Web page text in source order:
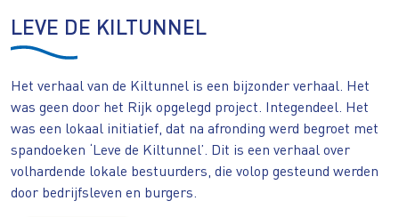
LEVE DE KILTUNNEL
Het verhaal van de Kiltunnel is een bijzonder verhaal. Het
was geen door het Rijk opgelegd project. Integendeel. Het
was een lokaal initiatief, dat na afronding werd begroet met
spandoeken ‘Leve de Kiltunnel’. Dit is een verhaal over
volhardende lokale bestuurders, die volop gesteund werden
door bedrijfsleven en burgers.